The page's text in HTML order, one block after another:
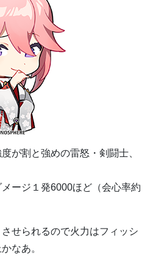
が割と強めの雷怒・剣闘士、
ージ１発6000ほど（会心率約
せられるので火力はフィッシ
なあ。